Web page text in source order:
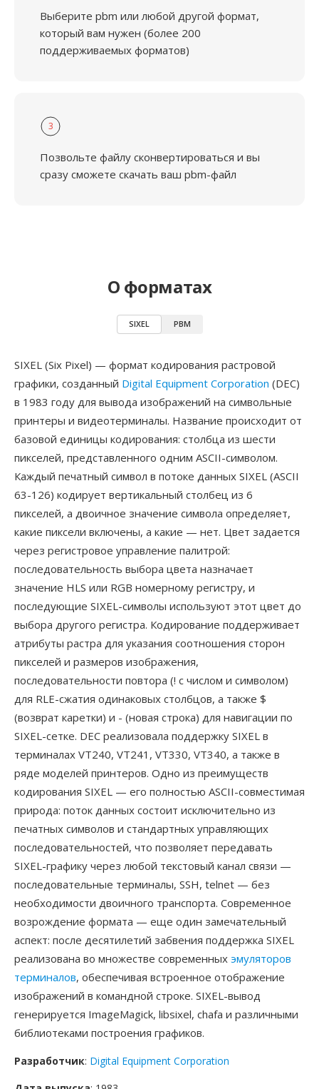
Выберите pbm или любой другой формат,
который вам нужен (более 200
поддерживаемых форматов)
3
Позвольте файлу сконвертироваться и вы
сразу сможете скачать ваш pbm-файл
О форматах
SIXEL PBM
SIXEL (Six Pixel) — формат кодирования растровой
графики, созданный Digital Equipment Corporation (DEC)
в 1983 году для вывода изображений на символьные
принтеры и видеотерминалы. Название происходит от
базовой единицы кодирования: столбца из шести
пикселей, представленного одним ASCII-символом.
Каждый печатный символ в потоке данных SIXEL (ASCII
63-126) кодирует вертикальный столбец из 6
пикселей, а двоичное значение символа определяет,
какие пиксели включены, а какие — нет. Цвет задается
через регистровое управление палитрой:
последовательность выбора цвета назначает
значение HLS или RGB номерному регистру, и
последующие SIXEL-символы используют этот цвет до
выбора другого регистра. Кодирование поддерживает
атрибуты растра для указания соотношения сторон
пикселей и размеров изображения,
последовательности повтора (! с числом и символом)
для RLE-сжатия одинаковых столбцов, а также $
(возврат каретки) и - (новая строка) для навигации по
SIXEL-сетке. DEC реализовала поддержку SIXEL в
терминалах VT240, VT241, VT330, VT340, а также в
ряде моделей принтеров. Одно из преимуществ
кодирования SIXEL — его полностью ASCII-совместимая
природа: поток данных состоит исключительно из
печатных символов и стандартных управляющих
последовательностей, что позволяет передавать
SIXEL-графику через любой текстовый канал связи —
последовательные терминалы, SSH, telnet — без
необходимости двоичного транспорта. Современное
возрождение формата — еще один замечательный
аспект: после десятилетий забвения поддержка SIXEL
реализована во множестве современных эмуляторов
терминалов, обеспечивая встроенное отображение
изображений в командной строке. SIXEL-вывод
генерируется ImageMagick, libsixel, chafa и различными
библиотеками построения графиков.
Разработчик: Digital Equipment Corporation